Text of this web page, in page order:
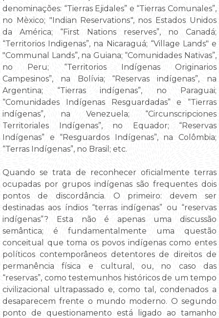
denominações: “Tierras Ejidales” e “Tierras Comunales”,
no Mèxico; "Indian Reservations", nos Estados Unidos
da América; “First Nations reserves”, no Canadá;
“Territorios Indigenas”, na Nicaraguá; “Village Lands" e
"Communal Lands”, na Guiana; “Comunidades Nativas”,
no Peru; “Territorios Indígenas Originarios
Campesinos”, na Bolívia; “Reservas indígenas”, na
Argentina; “Tierras indígenas”, no Paraguai;
“Comunidades Indígenas Resguardadas” e “Tierras
indígenas”, na Venezuela; “Circunscripciones
Territoriales Indígenas”, no Equador; “Reservas
Indígenas” e “Resguardos Indígenas”, na Colômbia;
“Terras Indígenas”, no Brasil; etc.
Quando se trata de reconhecer oficialmente terras
ocupadas por grupos indígenas são frequentes dois
pontos de discordância. O primeiro: devem ser
destinadas aos índios “terras indígenas” ou “reservas
indígenas”? Esta não é apenas uma discussão
semântica; é fundamentalmente uma questão
conceitual que toma os povos indígenas como entes
políticos contemporâneos detentores de direitos de
permanência física e cultural, ou, no caso das
“reservas”, como testemunhos históricos de um tempo
civilizacional ultrapassado e, como tal, condenados a
desaparecem frente o mundo moderno. O segundo
ponto de questionamento está ligado ao tamanho